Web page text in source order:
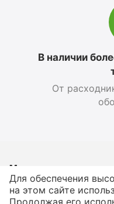
В наличии
От
Магазин
Оформление
Для обеспечения
на этом сайте